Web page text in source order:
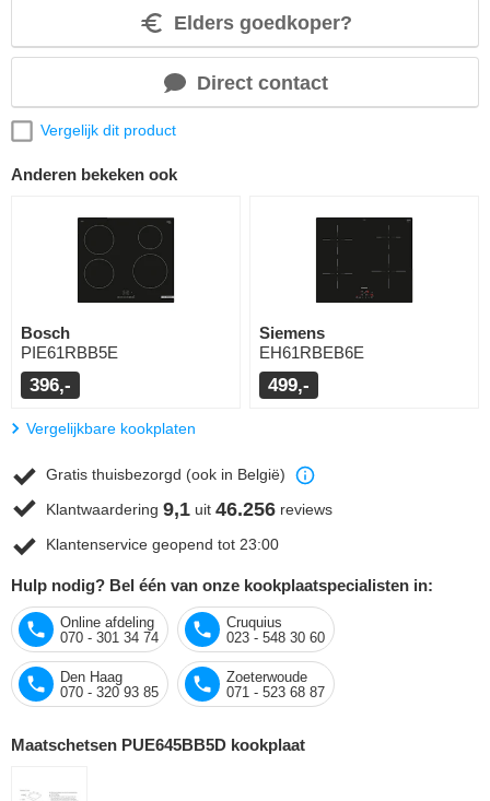
Elders goedkoper?
Direct contact
Vergelijk dit product
Anderen bekeken ook
Bosch
PIE61RBB5E
396,-
Siemens
EH61RBEB6E
499,-
Vergelijkbare kookplaten
Gratis thuisbezorgd (ook in België)
Klantwaardering 9,1 uit 46.256 reviews
Klantenservice geopend tot 23:00
Hulp nodig? Bel één van onze kookplaatspecialisten in:
Online afdeling
070 - 301 34 74
Cruquius
023 - 548 30 60
Den Haag
070 - 320 93 85
Zoeterwoude
071 - 523 68 87
Maatschetsen PUE645BB5D kookplaat